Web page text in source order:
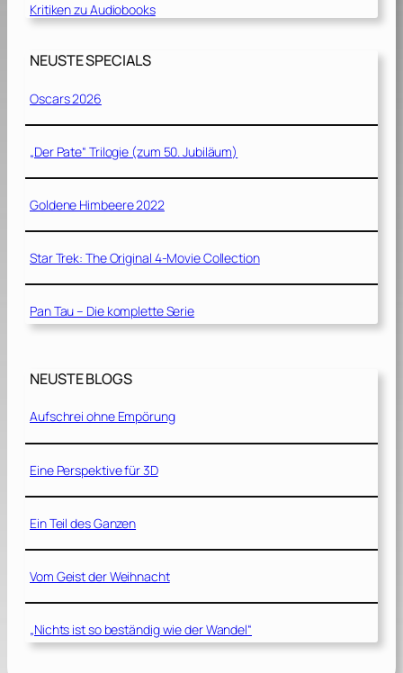
Kritiken zu Audiobooks
NEUSTE SPECIALS
Oscars 2026
„Der Pate“ Trilogie (zum 50. Jubiläum)
Goldene Himbeere 2022
Star Trek: The Original 4-Movie Collection
Pan Tau – Die komplette Serie
NEUSTE BLOGS
Aufschrei ohne Empörung
Eine Perspektive für 3D
Ein Teil des Ganzen
Vom Geist der Weihnacht
„Nichts ist so beständig wie der Wandel“